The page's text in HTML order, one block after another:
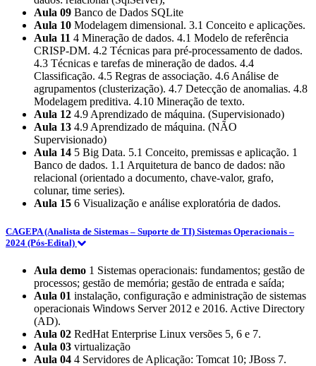
Aula 09 Banco de Dados SQLite
Aula 10 Modelagem dimensional. 3.1 Conceito e aplicações.
Aula 11 4 Mineração de dados. 4.1 Modelo de referência
CRISP-DM. 4.2 Técnicas para pré-processamento de dados.
4.3 Técnicas e tarefas de mineração de dados. 4.4
Classificação. 4.5 Regras de associação. 4.6 Análise de
agrupamentos (clusterização). 4.7 Detecção de anomalias. 4.8
Modelagem preditiva. 4.10 Mineração de texto.
Aula 12 4.9 Aprendizado de máquina. (Supervisionado)
Aula 13 4.9 Aprendizado de máquina. (NÃO
Supervisionado)
Aula 14 5 Big Data. 5.1 Conceito, premissas e aplicação. 1
Banco de dados. 1.1 Arquitetura de banco de dados: não
relacional (orientado a documento, chave-valor, grafo,
colunar, time series).
Aula 15 6 Visualização e análise exploratória de dados.
CAGEPA (Analista de Sistemas – Suporte de TI) Sistemas Operacionais –
2024 (Pós-Edital)
Aula demo 1 Sistemas operacionais: fundamentos; gestão de
processos; gestão de memória; gestão de entrada e saída;
Aula 01 instalação, configuração e administração de sistemas
operacionais Windows Server 2012 e 2016. Active Directory
(AD).
Aula 02 RedHat Enterprise Linux versões 5, 6 e 7.
Aula 03 virtualização
Aula 04 4 Servidores de Aplicação: Tomcat 10; JBoss 7.